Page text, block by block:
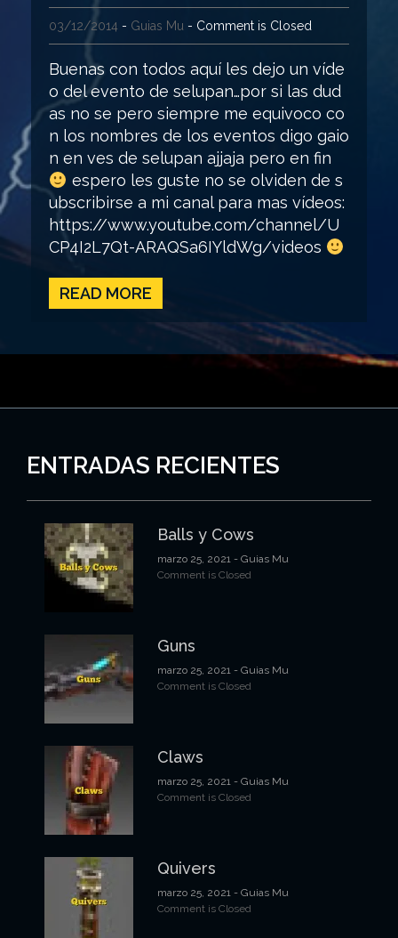
03/12/2014 - Guias Mu - Comment is Closed
Buenas con todos aquí les dejo un víde
o del evento de selupan…por si las dud
as no se pero siempre me equivoco co
n los nombres de los eventos digo gaio
n en ves de selupan ajjaja pero en fin
espero les guste no se olviden de s
ubscribirse a mi canal para mas vídeos:
https://www.youtube.com/channel/U
CP4I2L7Qt-ARAQSa6IYldWg/videos
READ MORE
ENTRADAS RECIENTES
Balls y Cows
marzo 25, 2021 - Guias Mu
Comment is Closed
Guns
marzo 25, 2021 - Guias Mu
Comment is Closed
Claws
marzo 25, 2021 - Guias Mu
Comment is Closed
Quivers
marzo 25, 2021 - Guias Mu
Comment is Closed